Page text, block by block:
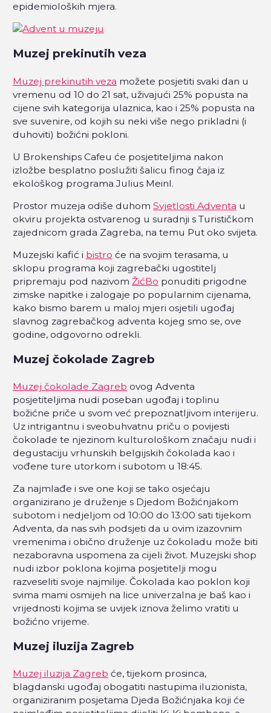
epidemioloških mjera.
Muzej prekinutih veza
Muzej prekinutih veza možete posjetiti svaki dan u
vremenu od 10 do 21 sat, uživajući 25% popusta na
cijene svih kategorija ulaznica, kao i 25% popusta na
sve suvenire, od kojih su neki više nego prikladni (i
duhoviti) božićni pokloni.
U Brokenships Cafeu će posjetiteljima nakon
izložbe besplatno poslužiti šalicu finog čaja iz
ekološkog programa Julius Meinl.
Prostor muzeja odiše duhom Svjetlosti Adventa u
okviru projekta ostvarenog u suradnji s Turističkom
zajednicom grada Zagreba, na temu Put oko svijeta.
Muzejski kafić i bistro će na svojim terasama, u
sklopu programa koji zagrebački ugostitelj
pripremaju pod nazivom ŽićBo ponuditi prigodne
zimske napitke i zalogaje po popularnim cijenama,
kako bismo barem u maloj mjeri osjetili ugođaj
slavnog zagrebačkog adventa kojeg smo se, ove
godine, odgovorno odrekli.
Muzej čokolade Zagreb
Muzej čokolade Zagreb ovog Adventa
posjetiteljima nudi poseban ugođaj i toplinu
božićne priče u svom već prepoznatljivom interijeru.
Uz intrigantnu i sveobuhvatnu priču o povijesti
čokolade te njezinom kulturološkom značaju nudi i
degustaciju vrhunskih belgijskih čokolada kao i
vođene ture utorkom i subotom u 18:45.
Za najmlađe i sve one koji se tako osjećaju
organizirano je druženje s Djedom Božićnjakom
subotom i nedjeljom od 10:00 do 13:00 sati tijekom
Adventa, da nas svih podsjeti da u ovim izazovnim
vremenima i obično druženje uz čokoladu može biti
nezaboravna uspomena za cijeli život. Muzejski shop
nudi izbor poklona kojima posjetitelji mogu
razveseliti svoje najmilije. Čokolada kao poklon koji
svima mami osmijeh na lice univerzalna je baš kao i
vrijednosti kojima se uvijek iznova želimo vratiti u
božićno vrijeme.
Muzej iluzija Zagreb
Muzej iluzija Zagreb će, tijekom prosinca,
blagdanski ugođaj obogatiti nastupima iluzionista,
organiziranim posjetama Djeda Božićnjaka koji će